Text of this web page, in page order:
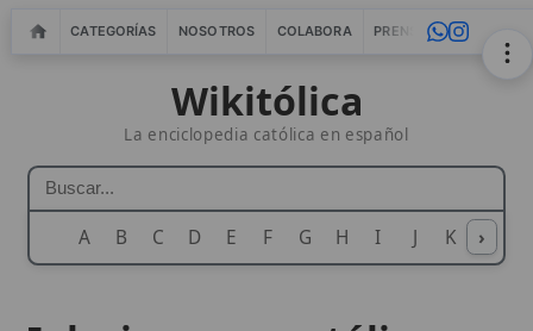
CATEGORÍAS NOSOTROS COLABORA PRENSA WEBMASTERS
Wikitólica
La enciclopedia católica en español
A B C D E F G H I J K L M
›